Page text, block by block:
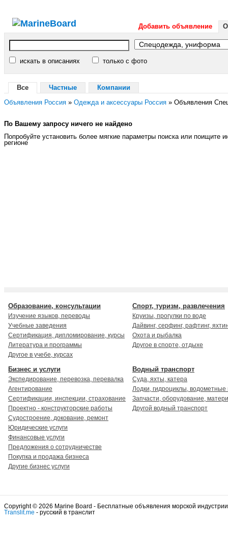
Добавить объявление
искать в описаниях только с фото
Все Частные
Компании
Объявления Россия » Одежда и аксессуары Россия » Объявления
По Вашему запросу ничего не найдено
Попробуйте установить более мягкие параметры поиска или поищите
регионе
Спорт, туризм, развлечения
Круизы, прогулки по воде
Дайвинг, серфинг, рафтинг,
Охота и рыбалка
Другое в спорте, отдыхе
Образование, консультации
Изучение языков, переводы
Учебные заведения
Сертификация, дипломирование, курсы
Литература и программы
Другое в учебе, курсах
Водный транспорт
Суда, яхты, катера
Лодки, гидроциклы, водометные
Запчасти, оборудование,
Другой водный транспорт
Бизнес и услуги
Экспедирование, перевозка, перевалка
Агентирование
Сертификации, инспекции, страхование
Проектно - конструкторские работы
Судостроение, докование, ремонт
Юридические услуги
Финансовые услуги
Предложения о сотрудничестве
Покупка и продажа бизнеса
Другие бизнес услуги
Copyright © 2026 Marine Board - Бесплатные объявления морской индустрии
Translit.me - русский в транслит